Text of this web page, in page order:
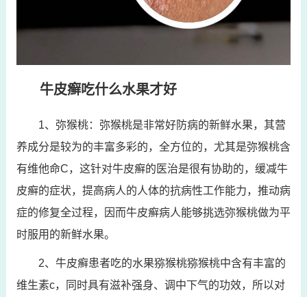
牛皮癣吃什么水果才好
1、弥猴桃：弥猴桃是非常好防病的新鲜水果，其营
养成分是较为的丰富多彩的，全方位的，尤其是弥猴桃含
有维他命C，这针对牛皮癣的医治是很有协助的，缓减牛
皮癣的症状，提高病人的人体的抗病性工作能力，推动病
症的修复全过程，因而牛皮癣病人能够挑选弥猴桃做为平
时服用的新鲜水果。
2、牛皮癣患者吃的水果猕猴桃猕猴桃中含有丰富的
维生素c，同时具有滋补强身、调中下气的功效，所以对